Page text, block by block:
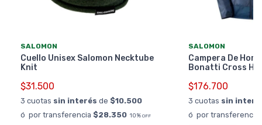
SALOMON
Cuello Unisex Salomon Necktube
Knit
$31.500
3 cuotas sin interés de $10.500
ó por transferencia $28.350 10% OFF
SALOMON
Campera De
Bonatti Cross
$176.700
3 cuotas sin
ó por transferencia